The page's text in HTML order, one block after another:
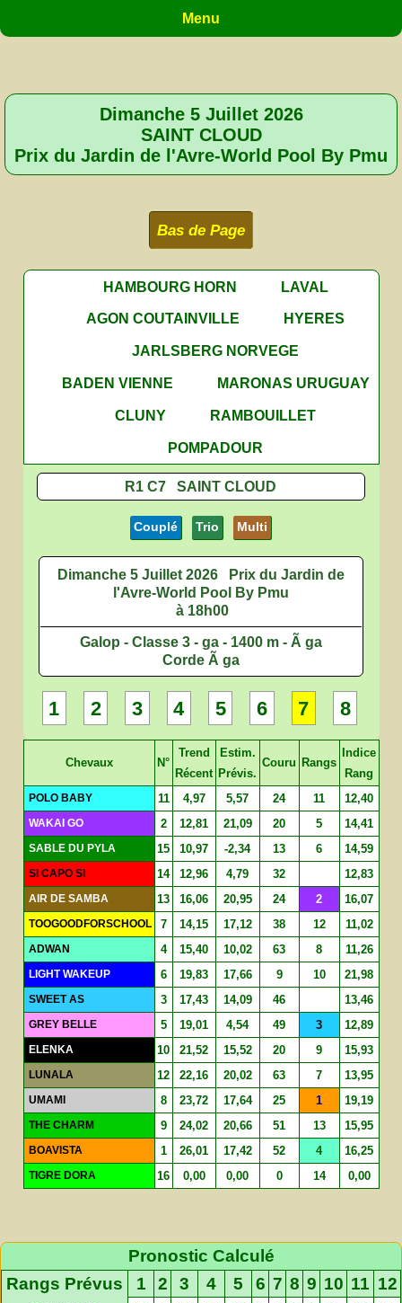
Menu
Dimanche 5 Juillet 2026
SAINT CLOUD
Prix du Jardin de l'Avre-World Pool By Pmu
Bas de Page
HAMBOURG HORN
LAVAL
AGON COUTAINVILLE
HYERES
JARLSBERG NORVEGE
BADEN VIENNE
MARONAS URUGUAY
CLUNY
RAMBOUILLET
POMPADOUR
R1 C7 SAINT CLOUD
Couplé Trio Multi
Dimanche 5 Juillet 2026
Prix du Jardin de
l'Avre-World Pool By Pmu
à 18h00
Galop - Classe 3 - ga - 1400 m - Ã ga
Corde Ã ga
1 2 3 4 5 6 7 8
Chevaux N°
Trend
Récent
Estim.
Prévis.
Couru Rangs
Indice
Rang
POLO BABY 11 4,97 5,57 24 11 12,40
WAKAI GO 2 12,81 21,09 20 5 14,41
SABLE DU PYLA 15 10,97 -2,34 13 6 14,59
SI CAPO SI 14 12,96 4,79 32 12,83
AIR DE SAMBA 13 16,06 20,95 24 2 16,07
TOOGOODFORSCHOOL 7 14,15 17,12 38 12 11,02
ADWAN 4 15,40 10,02 63 8 11,26
LIGHT WAKEUP 6 19,83 17,66 9 10 21,98
SWEET AS 3 17,43 14,09 46 13,46
GREY BELLE 5 19,01 4,54 49 3 12,89
ELENKA 10 21,52 15,52 20 9 15,93
LUNALA 12 22,16 20,02 63 7 13,95
UMAMI 8 23,72 17,64 25 1 19,19
THE CHARM 9 24,02 20,66 51 13 15,95
BOAVISTA 1 26,01 17,42 52 4 16,25
TIGRE DORA 16 0,00 0,00 0 14 0,00
Pronostic Calculé
Rangs Prévus
1 2 3 4 5 6 7 8 9 10 11 12